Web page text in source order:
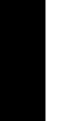
chart has 1 Y axis